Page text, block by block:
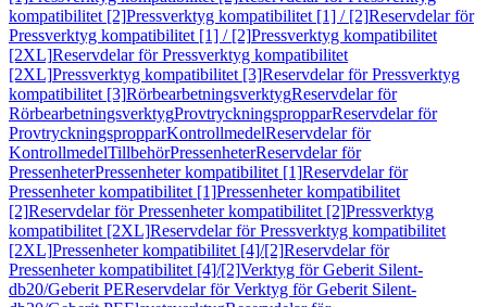
kompatibilitet [2]Pressverktyg kompatibilitet [1] / [2]Reservdelar för
Pressverktyg kompatibilitet [1] / [2]Pressverktyg kompatibilitet
[2XL]Reservdelar för Pressverktyg kompatibilitet
[2XL]Pressverktyg kompatibilitet [3]Reservdelar för Pressverktyg
kompatibilitet [3]RörbearbetningsverktygReservdelar för
RörbearbetningsverktygProvtryckningspropparReservdelar för
ProvtryckningspropparKontrollmedelReservdelar för
KontrollmedelTillbehörPressenheterReservdelar för
PressenheterPressenheter kompatibilitet [1]Reservdelar för
Pressenheter kompatibilitet [1]Pressenheter kompatibilitet
[2]Reservdelar för Pressenheter kompatibilitet [2]Pressverktyg
kompatibilitet [2XL]Reservdelar för Pressverktyg kompatibilitet
[2XL]Pressenheter kompatibilitet [4]/[2]Reservdelar för
Pressenheter kompatibilitet [4]/[2]Verktyg för Geberit Silent-
db20/Geberit PEReservdelar för Verktyg för Geberit Silent-